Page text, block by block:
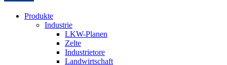
Produkte
Industrie
LKW-Planen
Zelte
Industrietore
Landwirtschaft